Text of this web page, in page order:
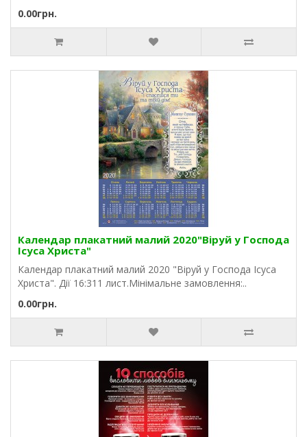
0.00грн.
Календар плакатний малий 2020"Віруй у Господа
Ісуса Христа"
Календар плакатний малий 2020 "Віруй у Господа Ісуса
Христа". Дії 16:311 лист.Мінімальне замовлення:..
0.00грн.